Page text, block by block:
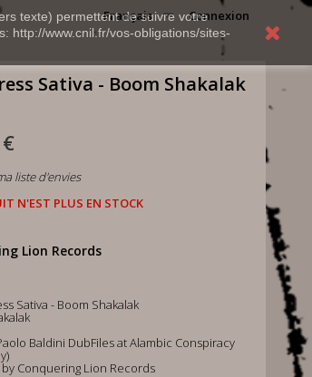
texte) permettent de suivre votre
http://www.cnil.fr/vos-obligations/sites-
Connexion
Français
Sativa - Boom Shakalak
liste d'envies
N'EST PLUS EN STOCK
Lion Records
Sativa - Boom Shakalak
Baldini DubFiles at Alambic Conspiracy
Conquering Lion Records